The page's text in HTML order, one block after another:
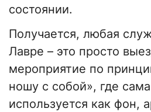
состоянии.
Получается, любая
Лавре – это просто
мероприятие по
ношу с собой», где
используется как фон,